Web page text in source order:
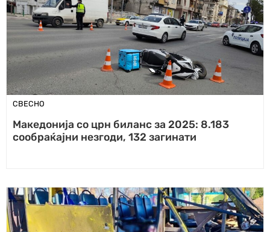
СВЕСНО
Македонија со црн биланс за 2025: 8.183
сообраќајни незгоди, 132 загинати